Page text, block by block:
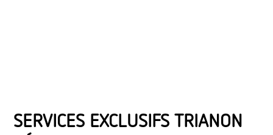
SERVICES EXCLUSIFS TRIANON